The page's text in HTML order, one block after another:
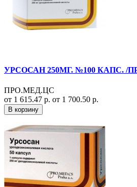
УРСОСАН 250МГ. №100 КАПС. /
ПРО.МЕД.ЦС
от 1 615.47 р. от 1 700.50 р.
В корзину